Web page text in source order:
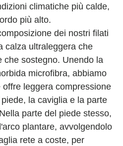
climatiche più calde,
più alto.
dei nostri filati
calza ultraleggera che
che sostegno. Unendo la
microfibra, abbiamo
leggera compressione
la caviglia e la parte
parte del piede stesso,
plantare, avvolgendolo
rete a coste, per